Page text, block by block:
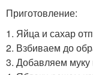
Приготовление:
1. Яйца и сахар
2. Взбиваем до
3. Добавляем